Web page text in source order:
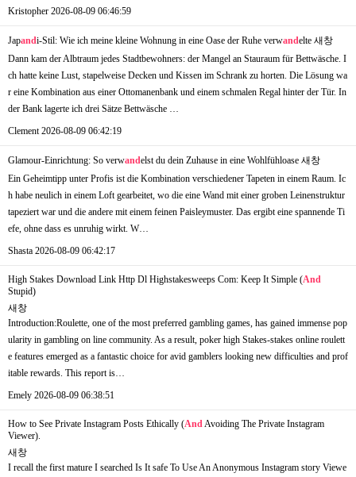
Kristopher 2026-08-09 06:46:59
Japandi-Stil: Wie ich meine kleine Wohnung in eine Oase der Ruhe verwandelte 새창
Dann kam der Albtraum jedes Stadtbewohners: der Mangel an Stauraum für Bettwäsche. I
ch hatte keine Lust, stapelweise Decken und Kissen im Schrank zu horten. Die Lösung wa
r eine Kombination aus einer Ottomanenbank und einem schmalen Regal hinter der Tür. In
der Bank lagerte ich drei Sätze Bettwäsche …
Clement2026-08-09 06:42:19
Glamour-Einrichtung: So verwandelst du dein Zuhause in eine Wohlfühloase 새창
Ein Geheimtipp unter Profis ist die Kombination verschiedener Tapeten in einem Raum. Ic
h habe neulich in einem Loft gearbeitet, wo die eine Wand mit einer groben Leinenstruktur
tapeziert war und die andere mit einem feinen Paisleymuster. Das ergibt eine spannende Ti
efe, ohne dass es unruhig wirkt. W…
Shasta 2026-08-09 06:42:17
High Stakes Download Link Http Dl Highstakesweeps Com: Keep It Simple (And
Stupid)
새창
Introduction:Roulette, one of the most preferred gambling games, has gained immense pop
ularity in gambling on line community. As a result, poker high Stakes-stakes online roulett
e features emerged as a fantastic choice for avid gamblers looking new difficulties and prof
itable rewards. This report is…
Emely 2026-08-09 06:38:51
How to See Private Instagram Posts Ethically (AndAvoiding The Private Instagram
Viewer).
새창
I recall the first mature I searched Is It safe To Use An Anonymous Instagram story Viewe